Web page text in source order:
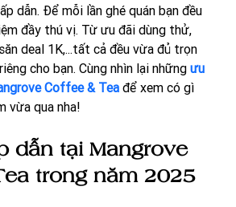
dẫn. Để mỗi lần ghé quán bạn đều
đầy thú vị. Từ ưu đãi dùng thử,
deal 1K,...tất cả đều vừa đủ trọn
cho bạn. Cùng nhìn lại những ưu
Coffee & Tea để xem có gì
vừa qua nha!
dẫn tại Mangrove
trong năm 2025